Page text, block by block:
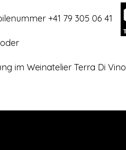
+41 79 305 06 41
oder
im Weinatelier Terra Di Vino